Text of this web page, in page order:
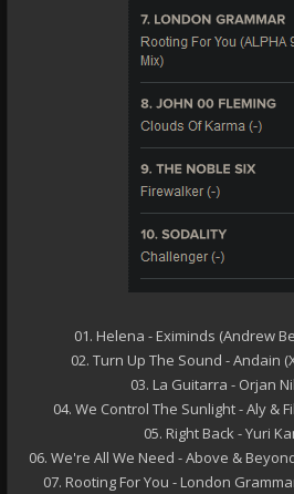
01. Helena - Eximinds (Andrew
02. Turn Up The Sound - Andain
03. La Guitarra - Orjan
04. We Control The Sunlight - Aly &
05. Right Back - Yuri
06. We're All We Need - Above &
07. Rooting For You - London